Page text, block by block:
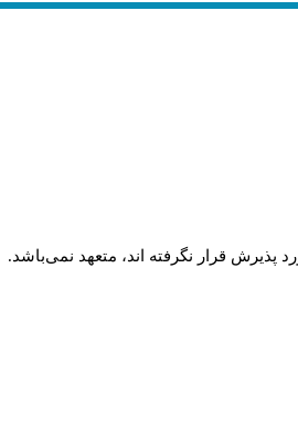
پذیرش قرار نگرفته اند، متعهد نمی‌باشد.